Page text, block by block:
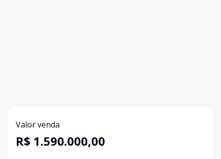
Valor venda
R$ 1.590.000,00